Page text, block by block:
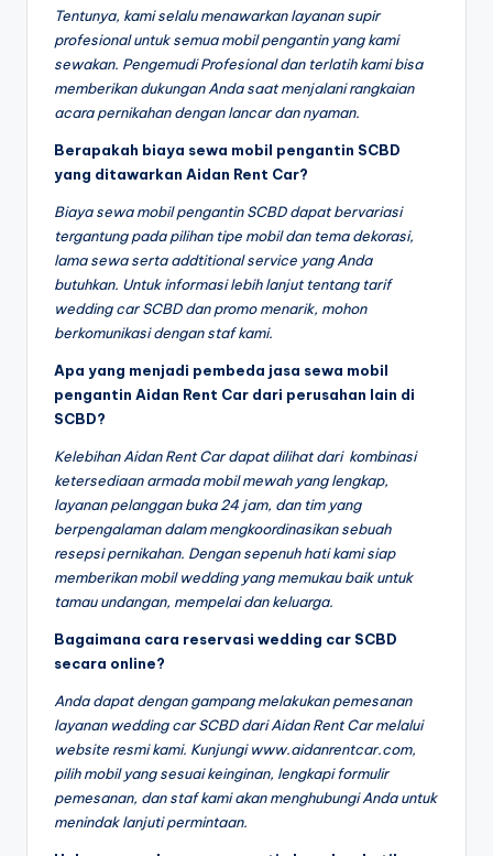
Tentunya, kami selalu menawarkan layanan supir
profesional untuk semua mobil pengantin yang kami
sewakan. Pengemudi Profesional dan terlatih kami bisa
memberikan dukungan Anda saat menjalani rangkaian
acara pernikahan dengan lancar dan nyaman.
Berapakah biaya sewa mobil pengantin SCBD
yang ditawarkan Aidan Rent Car?
Biaya sewa mobil pengantin SCBD dapat bervariasi
tergantung pada pilihan tipe mobil dan tema dekorasi,
lama sewa serta addtitional service yang Anda
butuhkan. Untuk informasi lebih lanjut tentang tarif
wedding car SCBD dan promo menarik, mohon
berkomunikasi dengan staf kami.
Apa yang menjadi pembeda jasa sewa mobil
pengantin Aidan Rent Car dari perusahan lain di
SCBD?
Kelebihan Aidan Rent Car dapat dilihat dari kombinasi
ketersediaan armada mobil mewah yang lengkap,
layanan pelanggan buka 24 jam, dan tim yang
berpengalaman dalam mengkoordinasikan sebuah
resepsi pernikahan. Dengan sepenuh hati kami siap
memberikan mobil wedding yang memukau baik untuk
tamau undangan, mempelai dan keluarga.
Bagaimana cara reservasi wedding car SCBD
secara online?
Anda dapat dengan gampang melakukan pemesanan
layanan wedding car SCBD dari Aidan Rent Car melalui
website resmi kami. Kunjungi www.aidanrentcar.com,
pilih mobil yang sesuai keinginan, lengkapi formulir
pemesanan, dan staf kami akan menghubungi Anda untuk
menindak lanjuti permintaan.